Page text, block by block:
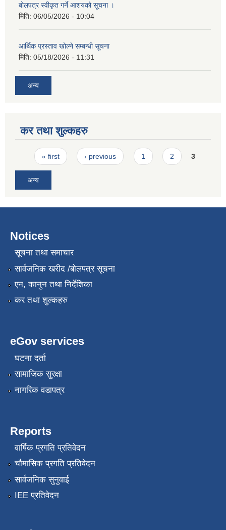
बोलपत्र स्वीकृत गर्ने आशयको सूचना ।
मिति: 06/05/2026 - 10:04
आर्थिक प्रस्ताव खोल्ने सम्बन्धी सूचना
मिति: 05/18/2026 - 11:31
अन्य
कर तथा शुल्कहरु
Pages
« first ‹ previous 1 2 3
अन्य
Notices
सूचना तथा समाचार
सार्वजनिक खरीद /बोलपत्र सूचना
एन, कानुन तथा निर्देशिका
कर तथा शुल्कहरु
eGov services
घटना दर्ता
सामाजिक सुरक्षा
नागरिक वडापत्र
Reports
वार्षिक प्रगति प्रतिवेदन
चौमासिक प्रगति प्रतिवेदन
सार्वजनिक सुनुवाई
IEE प्रतिवेदन